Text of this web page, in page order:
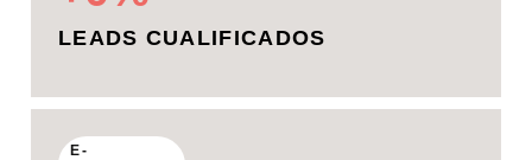
LEADS CUALIFICADOS
E-